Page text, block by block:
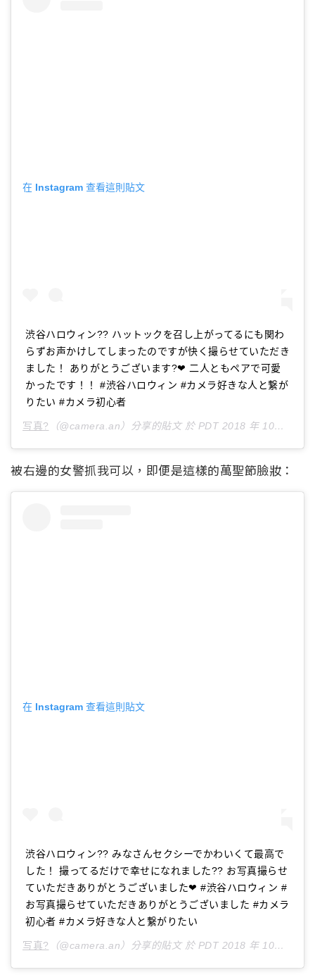
在 Instagram 查看這則貼文
渋谷ハロウィン?? ハットックを召し上がってるにも関わ
らずお声かけしてしまったのですが快く撮らせていただき
ました！ ありがとうございます?❤ 二人ともペアで可愛
かったです！！ #渋谷ハロウィン #カメラ好きな人と繋が
りたい #カメラ初心者
写真? （@camera.an）分享的貼文 於 PDT 2018 年 10月 月 27 日 上午 5:39
被右邊的女警抓我可以，即便是這樣的萬聖節臉妝：
在 Instagram 查看這則貼文
渋谷ハロウィン?? みなさんセクシーでかわいくて最高で
した！ 撮ってるだけで幸せになれました?? お写真撮らせ
ていただきありがとうございました❤ #渋谷ハロウィン #
お写真撮らせていただきありがとうございました #カメラ
初心者 #カメラ好きな人と繋がりたい
写真? （@camera.an）分享的貼文 於 PDT 2018 年 10月 月 27 日 上午 5:11